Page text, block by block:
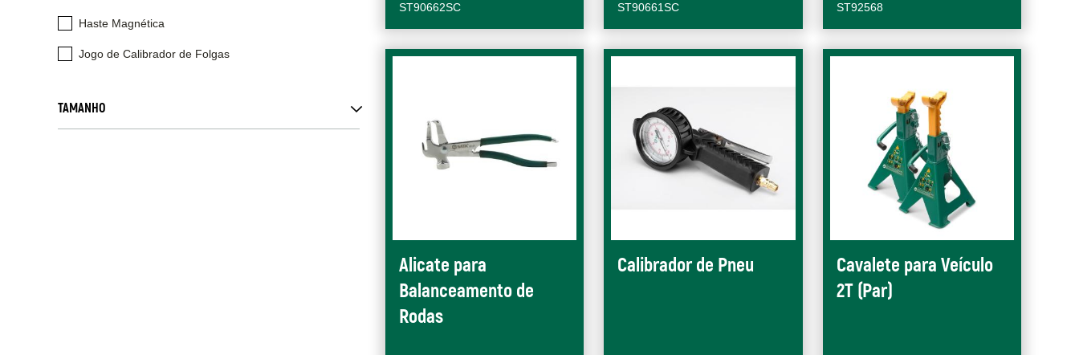
Haste Magnética
Jogo de Calibrador de Folgas
TAMANHO
ST90662SC ST90661SC ST92568
Alicate para
Balanceamento de
Rodas
Calibrador de Pneu
Cavalete para Veículo
2T (Par)